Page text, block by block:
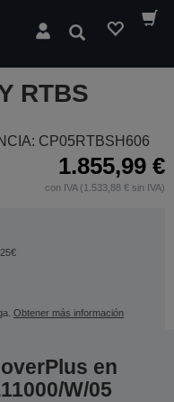
Buscar
RTBS
CP05RTBSH606
1.855,99 €
con IVA (1.533,88 € sin IVA)
Obtener más información
en
W/05